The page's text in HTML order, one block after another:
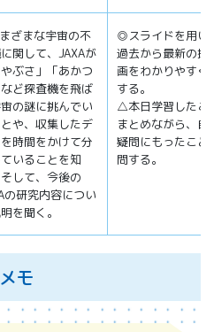
ざまな宇宙の不
関して、JAXAが
やぶさ」「あかつ
ど探査機を飛ば
の謎に挑んでい
や、収集したデ
時間をかけて分
いることを知
して、今後の
の研究内容につい
を聞く。
◎スライドを用い
過去から最新の探
画をわかりやすく
する。
△本日学習したこ
まとめながら、自
疑問にもったこと
問する。
モ